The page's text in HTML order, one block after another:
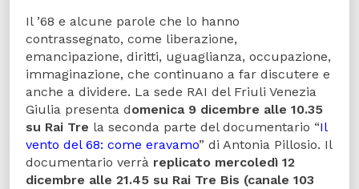
Il ’68 e alcune parole che lo hanno
contrassegnato, come liberazione,
emancipazione, diritti, uguaglianza, occupazione,
immaginazione, che continuano a far discutere e
anche a dividere. La sede RAI del Friuli Venezia
Giulia presenta domenica 9 dicembre alle 10.35
su Rai Tre la seconda parte del documentario “Il
vento del 68: come eravamo” di Antonia Pillosio. Il
documentario verrà replicato mercoledì 12
dicembre alle 21.45 su Rai Tre Bis (canale 103